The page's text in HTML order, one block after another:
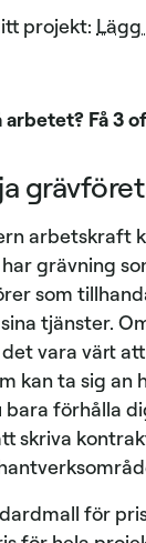
projekt:
Få 3
arbetskraft
grävning
som
tjänster.
vara värt
kan ta sig an
bara förhålla
skriva
för